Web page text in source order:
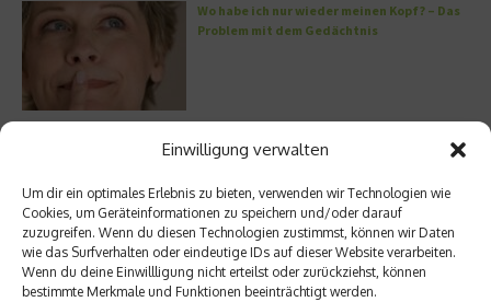
Einwilligung verwalten
Um dir ein optimales Erlebnis zu bieten, verwenden wir Technologien wie
Cookies, um Geräteinformationen zu speichern und/oder darauf
zuzugreifen. Wenn du diesen Technologien zustimmst, können wir Daten
wie das Surfverhalten oder eindeutige IDs auf dieser Website verarbeiten.
Wenn du deine Einwillligung nicht erteilst oder zurückziehst, können
bestimmte Merkmale und Funktionen beeinträchtigt werden.
Wo habe ich nur wieder meinen Kopf? – Das
Problem mit dem Gedächtnis
Getreide
Entzündung der Nebenhöhlen: Symptome
und verschiedene Formen